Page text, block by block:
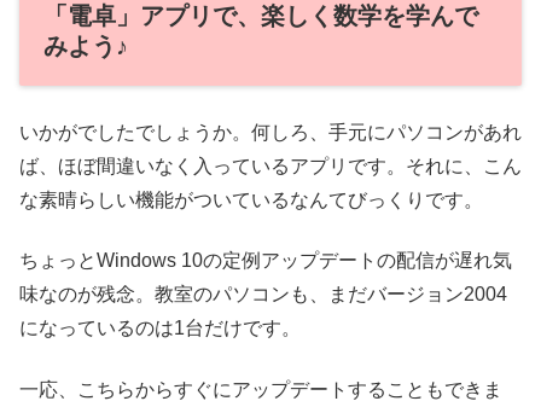
「電卓」アプリで、楽しく数学を学んで
みよう♪
いかがでしたでしょうか。何しろ、手元にパソコンがあれ
ば、ほぼ間違いなく入っているアプリです。それに、こん
な素晴らしい機能がついているなんてびっくりです。
ちょっとWindows 10の定例アップデートの配信が遅れ気
味なのが残念。教室のパソコンも、まだバージョン2004
になっているのは1台だけです。
一応、こちらからすぐにアップデートすることもできま